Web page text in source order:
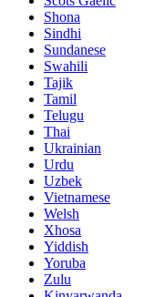
Shona
Sindhi
Sundanese
Swahili
Tajik
Tamil
Telugu
Thai
Ukrainian
Urdu
Uzbek
Vietnamese
Welsh
Xhosa
Yiddish
Yoruba
Zulu